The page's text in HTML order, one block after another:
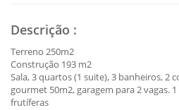
Descrição :
Terreno 250m2
Construção 193 m2
Sala, 3 quartos (1 suite), 3 banheiros, 2
gourmet 50m2, garagem para 2 vagas.
frutíferas